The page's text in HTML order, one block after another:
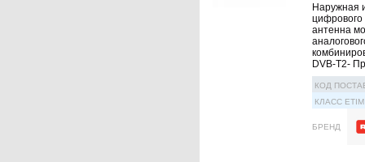
Наружная
цифрового
антенна
DVB-T2-
КОД
КЛАСС ETIM
БРЕНД